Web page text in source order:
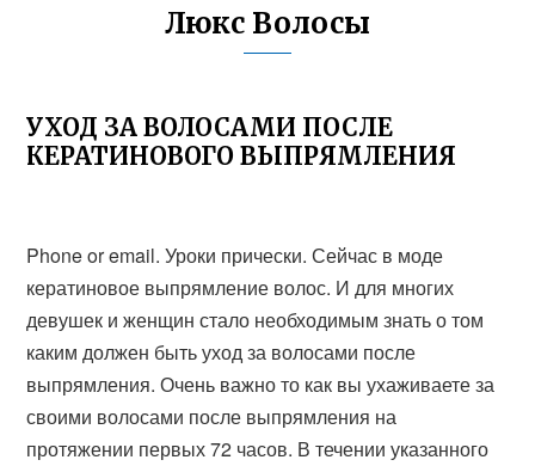
Люкс Волосы
УХОД ЗА ВОЛОСАМИ ПОСЛЕ
КЕРАТИНОВОГО ВЫПРЯМЛЕНИЯ
Phone or email. Уроки прически. Сейчас в моде
кератиновое выпрямление волос. И для многих
девушек и женщин стало необходимым знать о том
каким должен быть уход за волосами после
выпрямления. Очень важно то как вы ухаживаете за
своими волосами после выпрямления на
протяжении первых 72 часов. В течении указанного